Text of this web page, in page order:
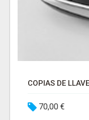
COPIAS DE
70,00 €